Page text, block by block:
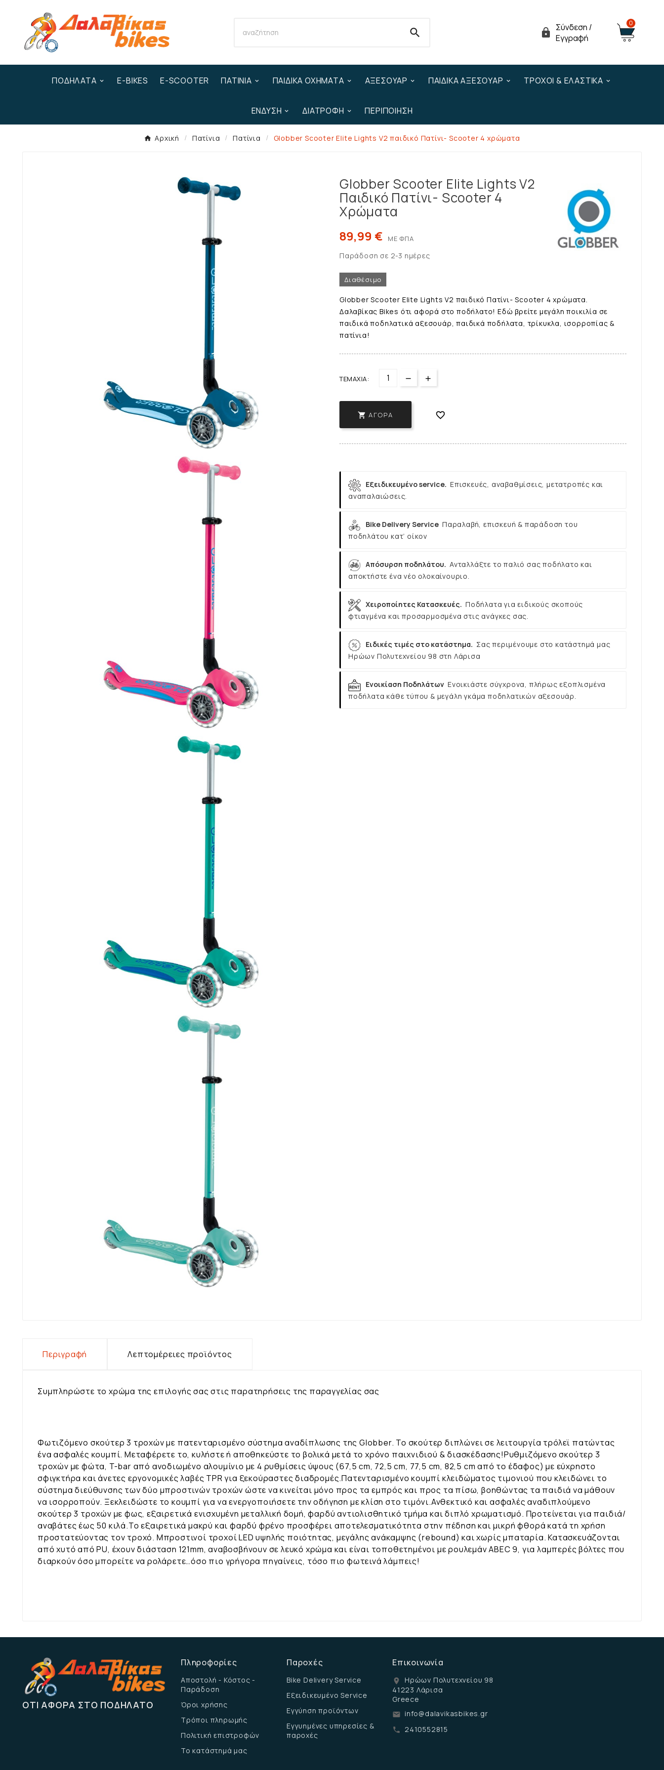
  Σύνδεση /
Εγγραφή
0
ΠΟΔΉΛΑΤΑ E-BIKES E-SCOOTER ΠΑΤΊΝΙΑ ΠΑΙΔΙΚΆ ΟΧΉΜΑΤΑ ΑΞΕΣΟΥΆΡ ΠΑΙΔΙΚΆ ΑΞΕΣΟΥΆΡ ΤΡΟΧΟΊ & ΕΛΑΣΤΙΚΆ
ΈΝΔΥΣΗ ΔΙΑΤΡΟΦΉ ΠΕΡΙΠΟΊΗΣΗ
Αρχική Πατίνια Πατίνια Globber Scooter Elite Lights V2 παιδικό Πατίνι- Scooter 4 χρώματα
Globber Scooter Elite Lights V2
Παιδικό Πατίνι- Scooter 4
Χρώματα
89,99 € ΜΕ ΦΠΑ
Παράδοση σε 2-3 ημέρες
Διαθέσιμο
Globber Scooter Elite Lights V2 παιδικό Πατίνι- Scooter 4 χρώματα.
Δαλαβίκας Bikes ότι αφορά στο ποδήλατο! Εδώ βρείτε μεγάλη ποικιλία σε
παιδικά ποδηλατικά αξεσουάρ, παιδικά ποδήλατα, τρίκυκλα, ισορροπίας &
πατίνια!
ΤΕΜΆΧΙΑ:
 ΑΓΟΡΆ 
Εξειδικευμένο service. Επισκευές, αναβαθμίσεις, μετατροπές και
αναπαλαιώσεις.
Bike Delivery Service Παραλαβή, επισκευή & παράδοση του
ποδηλάτου κατ’ οίκον
Απόσυρση ποδηλάτου. Ανταλλάξτε το παλιό σας ποδήλατο και
αποκτήστε ένα νέο ολοκαίνουριο.
Χειροποίητες Κατασκευές. Ποδήλατα για ειδικούς σκοπούς
φτιαγμένα και προσαρμοσμένα στις ανάγκες σας.
Ειδικές τιμές στο κατάστημα. Σας περιμένουμε στο κατάστημά μας
Ηρώων Πολυτεχνείου 98 στη Λάρισα
Ενοικίαση Ποδηλάτων Ενοικιάστε σύγχρονα, πλήρως εξοπλισμένα
ποδήλατα κάθε τύπου & μεγάλη γκάμα ποδηλατικών αξεσουάρ.
Περιγραφή Λεπτομέρειες προϊόντος
Συμπληρώστε το χρώμα της επιλογής σας στις παρατηρήσεις της παραγγελίας σας
Φωτιζόμενο σκούτερ 3 τροχών με πατενταρισμένο σύστημα αναδίπλωσης της Globber. Το σκούτερ διπλώνει σε λειτουργία τρόλεϊ πατώντας
ένα ασφαλές κουμπί. Μεταφέρετε το, κυλήστε ή αποθηκεύστε το βολικά μετά το χρόνο παιχνιδιού & διασκέδασης!Ρυθμιζόμενο σκούτερ 3
τροχών με φώτα, T-bar από ανοδιωμένο αλουμίνιο με 4 ρυθμίσεις ύψους (67,5 cm, 72,5 cm, 77,5 cm, 82,5 cm από το έδαφος) με εύχρηστο
σφιγκτήρα και άνετες εργονομικές λαβές TPR για ξεκούραστες διαδρομές.Πατενταρισμένο κουμπί κλειδώματος τιμονιού που κλειδώνει το
σύστημα διεύθυνσης των δύο μπροστινών τροχών ώστε να κινείται μόνο προς τα εμπρός και προς τα πίσω, βοηθώντας τα παιδιά να μάθουν
να ισορροπούν. Ξεκλειδώστε το κουμπί για να ενεργοποιήσετε την οδήγηση με κλίση στο τιμόνι.Ανθεκτικό και ασφαλές αναδιπλούμενο
σκούτερ 3 τροχών με φως, εξαιρετικά ενισχυμένη μεταλλική δομή, φαρδύ αντιολισθητικό τμήμα και διπλό χρωματισμό. Προτείνεται για παιδιά/
αναβάτες έως 50 κιλά.Το εξαιρετικά μακρύ και φαρδύ φρένο προσφέρει αποτελεσματικότητα στην πέδηση και μικρή φθορά κατά τη χρήση
προστατεύοντας τον τροχό. Μπροστινοί τροχοί LED υψηλής ποιότητας, μεγάλης ανάκαμψης (rebound) και χωρίς μπαταρία. Κατασκευάζονται
από χυτό από PU, έχουν διάσταση 121mm, αναβοσβήνουν σε λευκό χρώμα και είναι τοποθετημένοι με ρουλεμάν ABEC 9, για λαμπερές βόλτες που
διαρκούν όσο μπορείτε να ρολάρετε…όσο πιο γρήγορα πηγαίνεις, τόσο πιο φωτεινά λάμπεις!
ΌΤΙ ΑΦΟΡΆ ΣΤΟ ΠΟΔΉΛΑΤΟ
Πληροφορίες
Αποστολή - Κόστος -
Παράδοση
Όροι χρήσης
Τρόποι πληρωμής
Πολιτική επιστροφών
Το κατάστημά μας
Παροχές
Bike Delivery Service
Εξειδικευμένο Service
Εγγύηση προϊόντων
Εγγυημένες υπηρεσίες &
παροχές
Επικοινωνία
location_on
Ηρώων Πολυτεχνείου 98
41223 Λάρισα
Greece
email info@dalavikasbikes.gr
call 2410552815